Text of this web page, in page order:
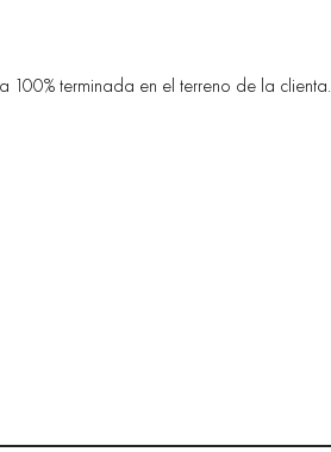
terminada en el terreno de la clienta.